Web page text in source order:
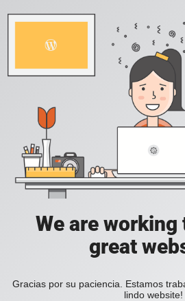
We are working
great
Gracias por su paciencia. Estamos
lindo website!